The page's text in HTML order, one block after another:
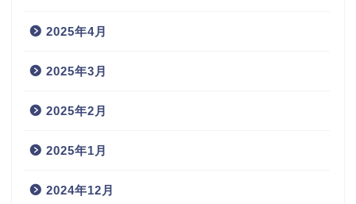
2025年4月
2025年3月
2025年2月
2025年1月
2024年12月